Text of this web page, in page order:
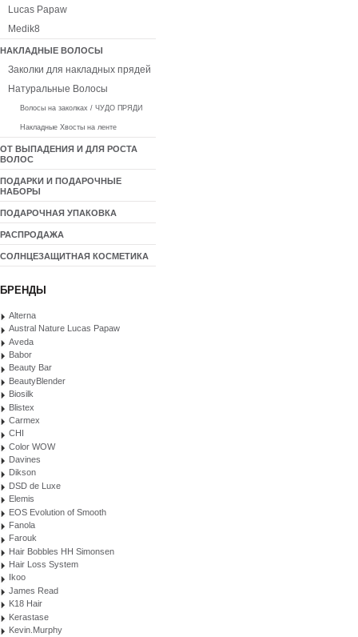
Lucas Papaw
Medik8
НАКЛАДНЫЕ ВОЛОСЫ
Заколки для накладных прядей
Натуральные Волосы
Волосы на заколках / ЧУДО ПРЯДИ
Накладные Хвосты на ленте
ОТ ВЫПАДЕНИЯ И ДЛЯ РОСТА
ВОЛОС
ПОДАРКИ И ПОДАРОЧНЫЕ
НАБОРЫ
ПОДАРОЧНАЯ УПАКОВКА
РАСПРОДАЖА
СОЛНЦЕЗАЩИТНАЯ КОСМЕТИКА
БРЕНДЫ
Alterna
Austral Nature Lucas Papaw
Aveda
Babor
Beauty Bar
BeautyBlender
Biosilk
Blistex
Carmex
CHI
Color WOW
Davines
Dikson
DSD de Luxe
Elemis
EOS Evolution of Smooth
Fanola
Farouk
Hair Bobbles HH Simonsen
Hair Loss System
Ikoo
James Read
K18 Hair
Kerastase
Kevin.Murphy